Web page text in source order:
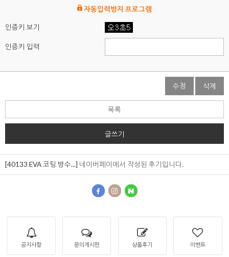
자동입력방지 프로그램
인증키 보기
인증키 입력
수정 삭제
목록
글쓰기
[40133 EVA 코팅 방수...] 네이버페이에서 작성된 후기입니다.
공지사항 문의게시판 상품후기 이벤트